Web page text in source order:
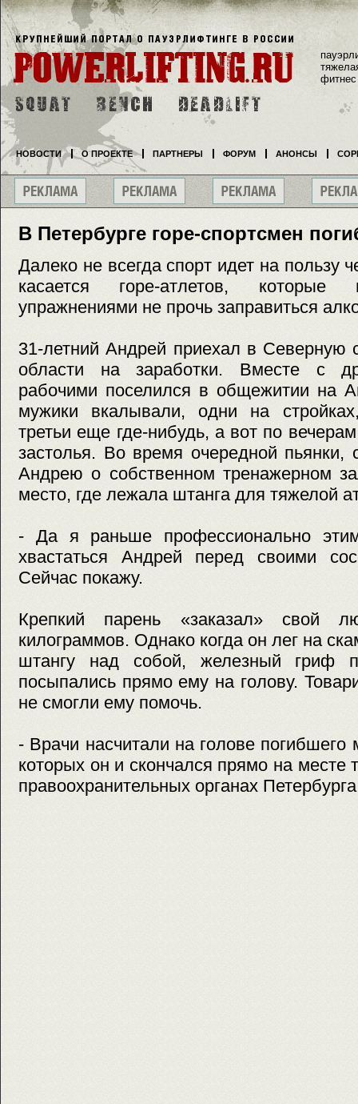
В Петербурге горе-спортсмен
Далеко не всегда спорт идет на пользу
касается горе-атлетов, которые
упражнениями не прочь заправиться
31-летний Андрей приехал в Северную
области на заработки. Вместе с
рабочими поселился в общежитии на
мужики вкалывали, одни на
третьи еще где-нибудь, а вот по
застолья. Во время очередной пьянки,
Андрею о собственном тренажерном
место, где лежала штанга для тяжелой
- Да я раньше профессионально
хвастаться Андрей перед своими
Сейчас покажу.
Крепкий парень «заказал» свой
килограммов. Однако когда он лег на
штангу над собой, железный гриф
посыпались прямо ему на голову.
не смогли ему помочь.
- Врачи насчитали на голове погибшего
которых он и скончался прямо на месте
правоохранительных органах
фитнес
НОВОСТИ О ПРОЕКТЕ ПАРТНЕРЫ ФОРУМ АНОНСЫ